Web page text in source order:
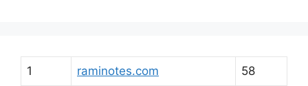
1 raminotes.com 58